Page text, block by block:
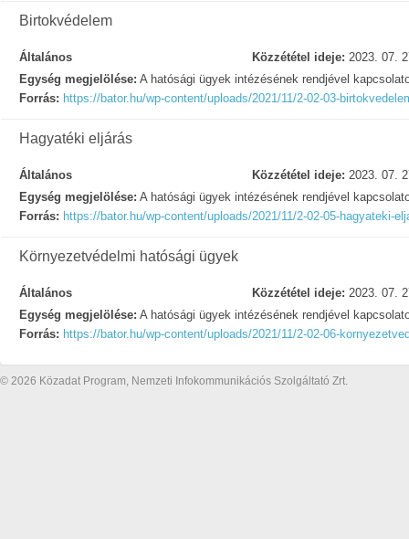
Birtokvédelem
Általános Közzététel ideje: 2023. 07.
Egység megjelölése: A hatósági ügyek intézésének rendjével
Forrás: https://bator.hu/wp-content/uploads/2021/11/2-02-03-
Hagyatéki eljárás
Általános Közzététel ideje: 2023. 07.
Egység megjelölése: A hatósági ügyek intézésének rendjével
Forrás: https://bator.hu/wp-content/uploads/2021/11/2-02-05-hagyateki-
Környezetvédelmi hatósági ügyek
Általános Közzététel ideje: 2023. 07.
Egység megjelölése: A hatósági ügyek intézésének rendjével
Forrás: https://bator.hu/wp-content/uploads/2021/11/2-02-06-
© 2026 Közadat Program, Nemzeti Infokommunikációs Szolgáltató Zrt.